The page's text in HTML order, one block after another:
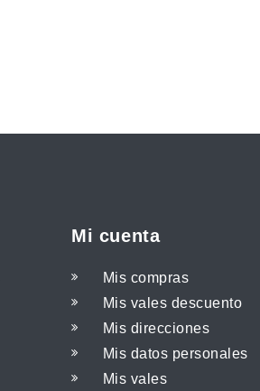
Mi cuenta
Mis compras
Mis vales descuento
Mis direcciones
Mis datos personales
Mis vales